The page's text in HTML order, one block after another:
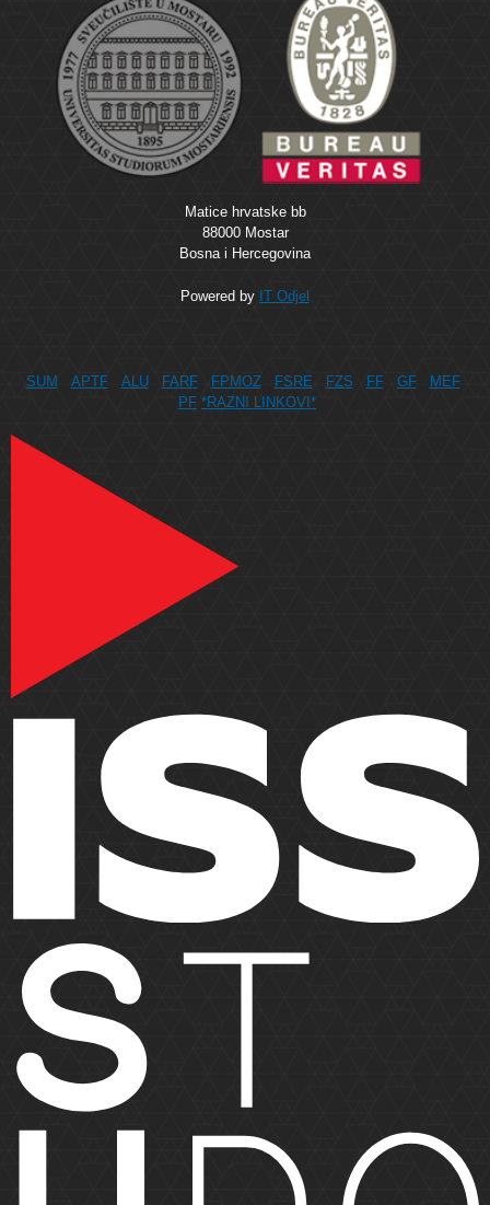
Matice hrvatske bb
88000 Mostar
Bosna i Hercegovina
Powered by IT Odjel
SUM APTF ALU FARF FPMOZ FSRE FZS FF GF
MEF
PF *RAZNI LINKOVI*